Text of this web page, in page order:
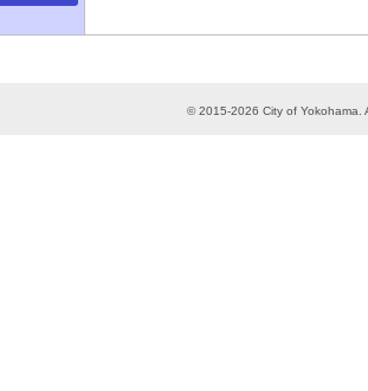
© 2015-2026 City of Yokohama.